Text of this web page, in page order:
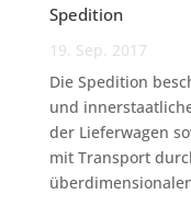
Spedition
19. Sep. 2017
Die Spedition
und
der Lieferwagen
mit Transport